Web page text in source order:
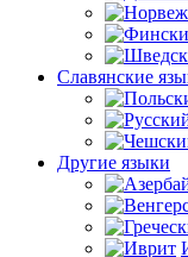
Славянские
Другие языки